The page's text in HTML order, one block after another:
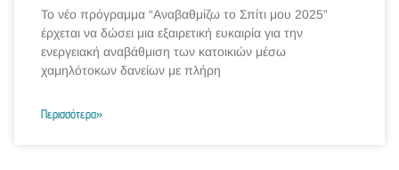
Το νέο πρόγραμμα “Αναβαθμίζω το Σπίτι μου 2025”
έρχεται να δώσει μια εξαιρετική ευκαιρία για την
ενεργειακή αναβάθμιση των κατοικιών μέσω
χαμηλότοκων δανείων με πλήρη
Περισσότερα»